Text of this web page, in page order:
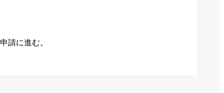
請に進む。